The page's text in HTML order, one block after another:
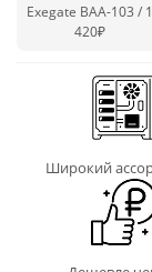
Exegate BAA-103 / 1
420₽
Широкий